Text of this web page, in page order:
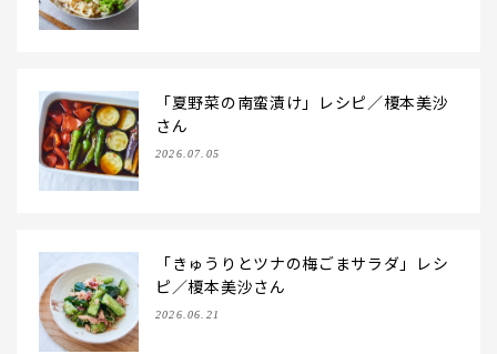
「夏野菜の南蛮漬け」レシピ／榎本美沙
さん
2026.07.05
「きゅうりとツナの梅ごまサラダ」レシ
ピ／榎本美沙さん
2026.06.21